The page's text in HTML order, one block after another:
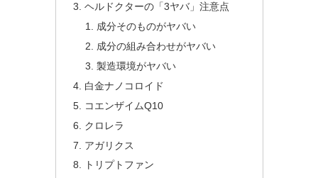
ヘルドクターの「3ヤバ」注意点
成分そのものがヤバい
成分の組み合わせがヤバい
製造環境がヤバい
白金ナノコロイド
コエンザイムQ10
クロレラ
アガリクス
トリプトファン